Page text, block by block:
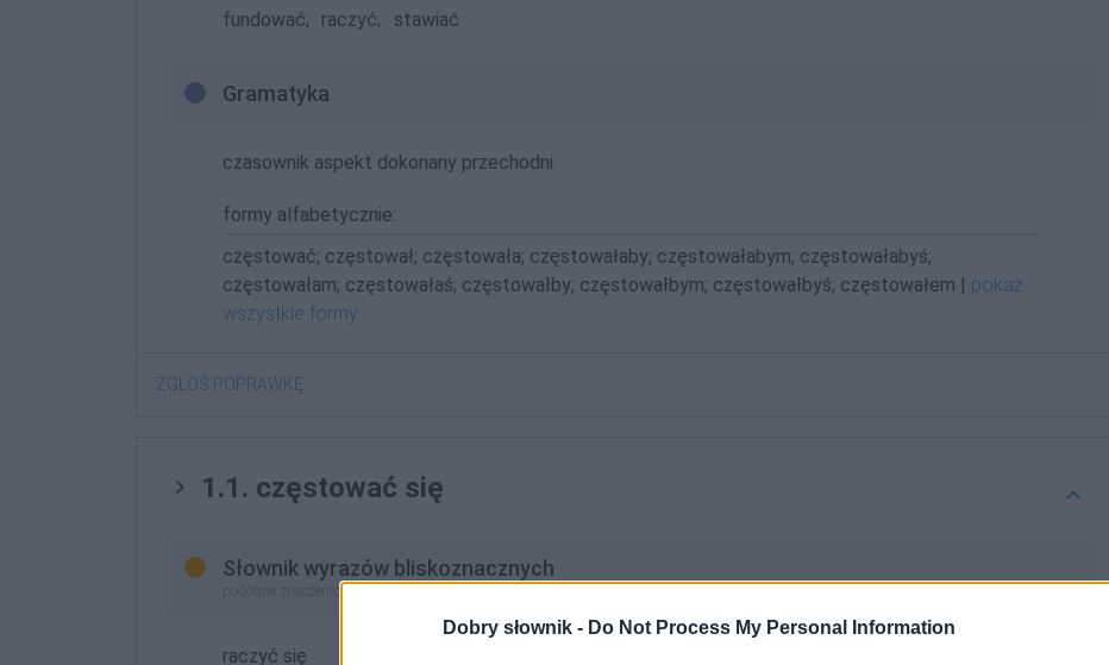
Dobry słownik - Do Not Process My Personal Information
fundować; raczyć; stawiać
Gramatyka
czasownik aspekt dokonany przechodni
formy alfabetycznie:
częstować; częstował; częstowała; częstowałaby; częstowałabym; częstowałabyś;
częstowałam; częstowałaś; częstowałby; częstowałbym; częstowałbyś; częstowałem | pokaż
wszystkie formy
ZGŁOŚ POPRAWKĘ
1.1. częstować się
Słownik wyrazów bliskoznacznych
podobne znaczeniowo (lepsze odpowiedniki lub zapomniane słowa)
raczyć się